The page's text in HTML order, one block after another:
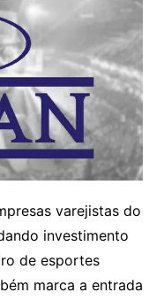
varejistas do
investimento
de esportes
marca a entrada